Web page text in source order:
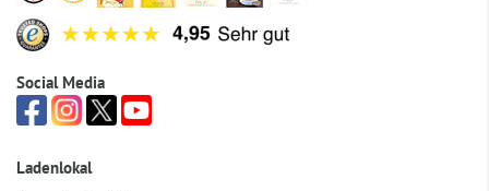
Social Media
Ladenlokal